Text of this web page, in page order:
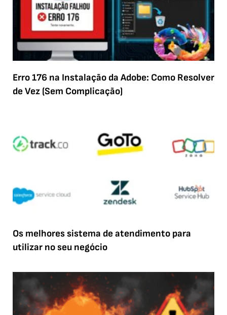
Erro 176 na Instalação da Adobe: Como Resolver
de Vez (Sem Complicação)
Os melhores sistema de atendimento para
utilizar no seu negócio